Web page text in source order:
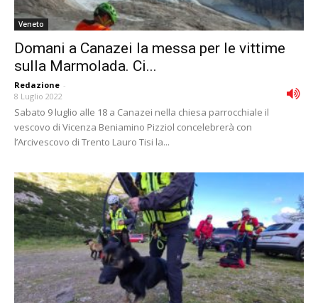
Veneto
Domani a Canazei la messa per le vittime
sulla Marmolada. Ci...
Redazione -
8 Luglio 2022
Sabato 9 luglio alle 18 a Canazei nella chiesa parrocchiale il
vescovo di Vicenza Beniamino Pizziol concelebrerà con
l’Arcivescovo di Trento Lauro Tisi la...